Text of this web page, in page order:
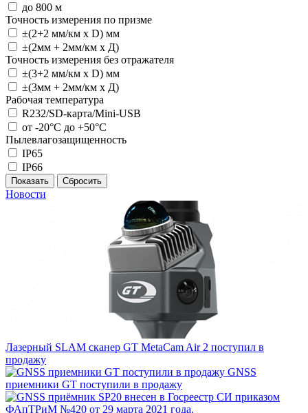
до 800 м
Точность измерения по призме
±(2+2 мм/км х D) мм
±(2мм + 2мм/км х Д)
Точность измерения без отражателя
±(3+2 мм/км х D) мм
±(3мм + 2мм/км х Д)
Рабочая температура
R232/SD-карта/Mini-USB
от -20°С до +50°С
Пылевлагозащищенность
IP65
IP66
Новости
Лазерный SLAM сканер GT MetaCam Air 2 поступил в
продажу
GNSS
приемники GT поступили в продажу